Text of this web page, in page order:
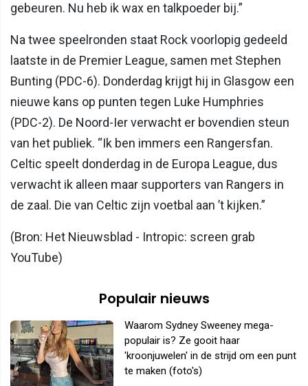
gebeuren. Nu heb ik wax en talkpoeder bij.”
Na twee speelronden staat Rock voorlopig gedeeld
laatste in de Premier League, samen met Stephen
Bunting (PDC-6). Donderdag krijgt hij in Glasgow een
nieuwe kans op punten tegen Luke Humphries
(PDC-2). De Noord-Ier verwacht er bovendien steun
van het publiek. “Ik ben immers een Rangersfan.
Celtic speelt donderdag in de Europa League, dus
verwacht ik alleen maar supporters van Rangers in
de zaal. Die van Celtic zijn voetbal aan ’t kijken.”
(Bron: Het Nieuwsblad - Intropic: screen grab
YouTube)
Populair nieuws
Waarom Sydney Sweeney mega-
populair is? Ze gooit haar
'kroonjuwelen' in de strijd om een punt
te maken (foto's)